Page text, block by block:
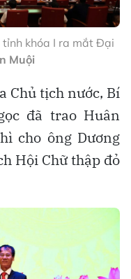
tỉnh khóa I ra mắt Đại
Muội
Chủ tịch nước, Bí
đã trao Huân
cho ông Dương
Hội Chữ thập đỏ